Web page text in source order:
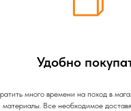
Удобно
много времени на поход в
материалы. Все необходимое